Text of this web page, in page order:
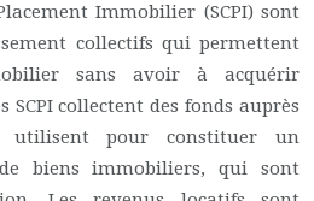
Immobilier (SCPI) sont
collectifs qui permettent
sans avoir à acquérir
collectent des fonds auprès
utilisent pour constituer un
biens immobiliers, qui sont